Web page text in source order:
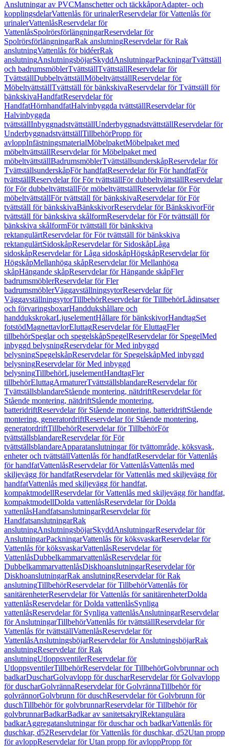
Anslutningar av PVCManschetter och täckkåporAdapter- och
kopplingsdelarVattenlås för urinalerReservdelar för Vattenlås för
urinalerVattenlåsReservdelar för
VattenlåsSpolrörsförlängningarReservdelar för
SpolrörsförlängningarRak anslutningReservdelar för Rak
anslutningVattenlås för bidéerRak
anslutningAnslutningsböjarSkyddAnslutningarPackningarTvättställ
och badrumsmöblerTvättställTvättställReservdelar för
TvättställDubbeltvättställMöbeltvättställReservdelar för
MöbeltvättställTvättställ för bänkskivaReservdelar för Tvättställ för
bänkskivaHandfatReservdelar för
HandfatHörnhandfatHalvinbyggda tvättställReservdelar för
Halvinbyggda
tvättställInbyggnadstvättställUnderbyggnadstvättställReservdelar för
UnderbyggnadstvättställTillbehörPropp för
avloppInfästningsmaterialMöbelpaketMöbelpaket med
möbeltvättställReservdelar för Möbelpaket med
möbeltvättställBadrumsmöblerTvättställsunderskåpReservdelar för
TvättställsunderskåpFör handfatReservdelar för För handfatFör
tvättställReservdelar för För tvättställFör dubbeltvättställReservdelar
för För dubbeltvättställFör möbeltvättställReservdelar för För
möbeltvättställFör tvättställ för bänkskivaReservdelar för För
tvättställ för bänkskivaBänkskivorReservdelar för BänkskivorFör
tvättställ för bänkskiva skålformReservdelar för För tvättställ för
bänkskiva skålformFör tvättställ för bänkskiva
rektangulärtReservdelar för För tvättställ för bänkskiva
rektangulärtSidoskåpReservdelar för SidoskåpLåga
sidoskåpReservdelar för Låga sidoskåpHögskåpReservdelar för
HögskåpMellanhöga skåpReservdelar för Mellanhöga
skåpHängande skåpReservdelar för Hängande skåpFler
badrumsmöblerReservdelar för Fler
badrumsmöblerVäggavställningsytorReservdelar för
VäggavställningsytorTillbehörReservdelar för TillbehörLådinsatser
och förvaringsboxarHanddukshållare och
handdukskrokarLjuselementHållare för bänkskivorHandtagSet
fotstödMagnettavlorEluttagReservdelar för EluttagFler
tillbehörSpeglar och spegelskåpSpegelReservdelar för SpegelMed
inbyggd belysningReservdelar för Med inbyggd
belysningSpegelskåpReservdelar för SpegelskåpMed inbyggd
belysningReservdelar för Med inbyggd
belysningTillbehörLjuselementHandtagFler
tillbehörEluttagArmaturerTvättställsblandareReservdelar för
TvättställsblandareStående montering, nätdriftReservdelar för
Stående montering, nätdriftStående montering,
batteridriftReservdelar för Stående montering, batteridriftStående
montering, generatordriftReservdelar för Stående montering,
generatordriftTillbehörReservdelar för TillbehörFör
tvättställsblandareReservdelar för För
tvättställsblandareApparatanslutningar för tvättområde, köksvask,
enheter och tvättställVattenlås för handfatReservdelar för Vattenlås
för handfatVattenlåsReservdelar för VattenlåsVattenlås med
skiljevägg för handfatReservdelar för Vattenlås med skiljevägg för
handfatVattenlås med skiljevägg för handfat,
kompaktmodellReservdelar för Vattenlås med skiljevägg för handfat,
kompaktmodellDolda vattenlåsReservdelar för Dolda
vattenlåsHandfatsanslutningarReservdelar för
HandfatsanslutningarRak
anslutningAnslutningsböjarSkyddAnslutningarReservdelar för
AnslutningarPackningarVattenlås för köksvaskarReservdelar för
Vattenlås för köksvaskarVattenlåsReservdelar för
VattenlåsDubbelkammarvattenlåsReservdelar för
DubbelkammarvattenlåsDiskhoanslutningarReservdelar för
DiskhoanslutningarRak anslutningReservdelar för Rak
anslutningTillbehörReservdelar för TillbehörVattenlås för
sanitärenheterReservdelar för Vattenlås för sanitärenheterDolda
vattenlåsReservdelar för Dolda vattenlåsSynliga
vattenlåsReservdelar för Synliga vattenlåsAnslutningarReservdelar
för AnslutningarTillbehörVattenlås för tvättställReservdelar för
Vattenlås för tvättställVattenlåsReservdelar för
VattenlåsAnslutningsböjarReservdelar för AnslutningsböjarRak
anslutningReservdelar för Rak
anslutningUtloppsventilerReservdelar för
UtloppsventilerTillbehörReservdelar för TillbehörGolvbrunnar och
badkarDuscharGolvavlopp för duscharReservdelar för Golvavlopp
för duscharGolvrännaReservdelar för GolvrännaTillbehör för
golvrännorGolvbrunn för duschReservdelar för Golvbrunn för
duschTillbehör för golvbrunnarReservdelar för Tillbehör för
golvbrunnarBadkarBadkar av sanitetsakrylRektangulära
badkarAggregatanslutningar för duschar och badkarVattenlås för
duschkar, d52Reservdelar för Vattenlås för duschkar, d52Utan propp
för avloppReservdelar för Utan propp för avloppPropp för